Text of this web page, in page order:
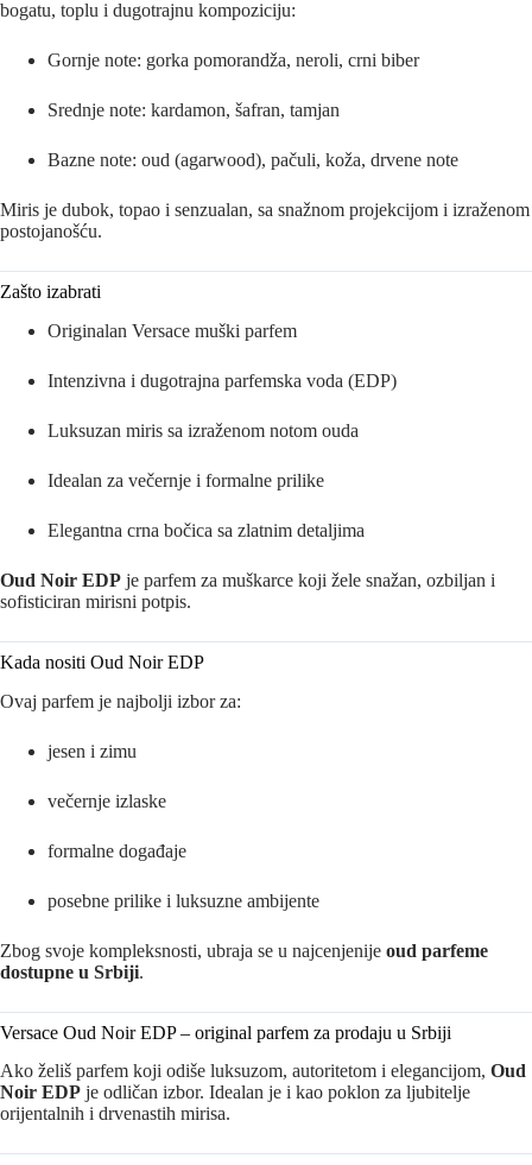
bogatu, toplu i dugotrajnu kompoziciju:
Gornje note: gorka pomorandža, neroli, crni biber
Srednje note: kardamon, šafran, tamjan
Bazne note: oud (agarwood), pačuli, koža, drvene note
Miris je dubok, topao i senzualan, sa snažnom projekcijom i izraženom
postojanošću.
Zašto izabrati
Originalan Versace muški parfem
Intenzivna i dugotrajna parfemska voda (EDP)
Luksuzan miris sa izraženom notom ouda
Idealan za večernje i formalne prilike
Elegantna crna bočica sa zlatnim detaljima
Oud Noir EDP je parfem za muškarce koji žele snažan, ozbiljan i
sofisticiran mirisni potpis.
Kada nositi Oud Noir EDP
Ovaj parfem je najbolji izbor za:
jesen i zimu
večernje izlaske
formalne događaje
posebne prilike i luksuzne ambijente
Zbog svoje kompleksnosti, ubraja se u najcenjenije oud parfeme
dostupne u Srbiji.
Versace Oud Noir EDP – original parfem za prodaju u Srbiji
Ako želiš parfem koji odiše luksuzom, autoritetom i elegancijom, Oud
Noir EDP je odličan izbor. Idealan je i kao poklon za ljubitelje
orijentalnih i drvenastih mirisa.